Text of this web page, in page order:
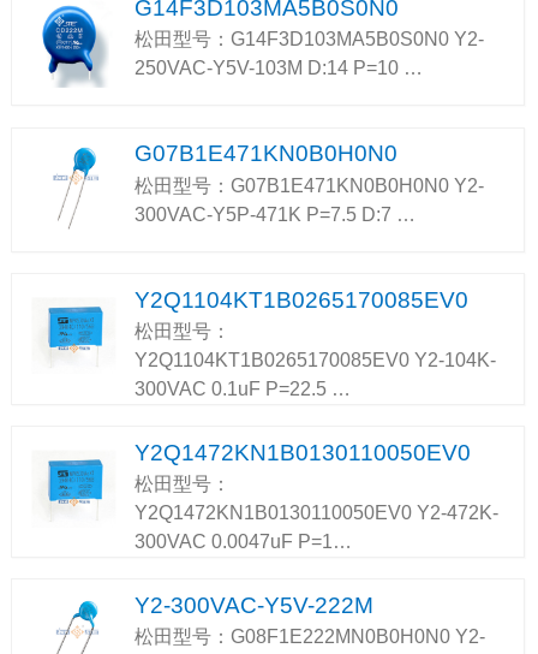
G14F3D103MA5B0S0N0
松田型号：G14F3D103MA5B0S0N0 Y2-
250VAC-Y5V-103M D:14 P=10 …
G07B1E471KN0B0H0N0
松田型号：G07B1E471KN0B0H0N0 Y2-
300VAC-Y5P-471K P=7.5 D:7 …
Y2Q1104KT1B0265170085EV0
松田型号：
Y2Q1104KT1B0265170085EV0 Y2-104K-
300VAC 0.1uF P=22.5 …
Y2Q1472KN1B0130110050EV0
松田型号：
Y2Q1472KN1B0130110050EV0 Y2-472K-
300VAC 0.0047uF P=1…
Y2-300VAC-Y5V-222M
松田型号：G08F1E222MN0B0H0N0 Y2-